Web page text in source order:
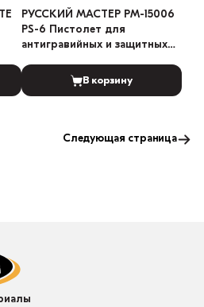
РУССКИЙ МАСТЕР РМ-15006
PS-6 Пистолет для
антигравийных и защитных
В корзину
Следующая страница